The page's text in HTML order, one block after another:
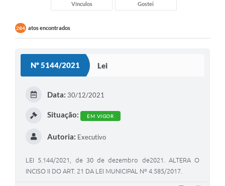
Vínculos Gostei
284 atos encontrados
Nº 5144/2021 Lei
Data: 30/12/2021
Situação: EM VIGOR
Autoria: Executivo
LEI 5.144/2021, de 30 de dezembro de2021. ALTERA O
INCISO II DO ART. 21 DA LEI MUNICIPAL Nº 4.585/2017.